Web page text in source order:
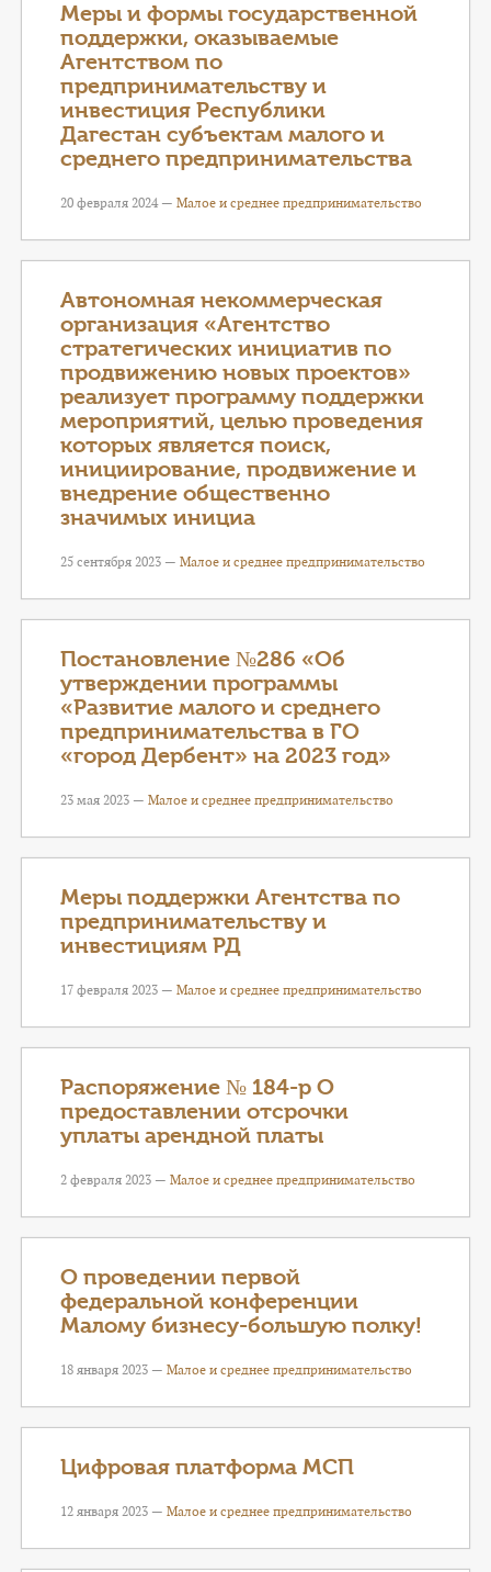
Меры и формы государственной
поддержки, оказываемые
Агентством по
предпринимательству и
инвестиция Республики
Дагестан субъектам малого и
среднего предпринимательства
20 февраля 2024 — Малое и среднее предпринимательство
Автономная некоммерческая
организация «Агентство
стратегических инициатив по
продвижению новых проектов»
реализует программу поддержки
мероприятий, целью проведения
которых является поиск,
инициирование, продвижение и
внедрение общественно
значимых инициа
25 сентября 2023 — Малое и среднее предпринимательство
Постановление №286 «Об
утверждении программы
«Развитие малого и среднего
предпринимательства в ГО
«город Дербент» на 2023 год»
23 мая 2023 — Малое и среднее предпринимательство
Меры поддержки Агентства по
предпринимательству и
инвестициям РД
17 февраля 2023 — Малое и среднее предпринимательство
Распоряжение № 184-р О
предоставлении отсрочки
уплаты арендной платы
2 февраля 2023 — Малое и среднее предпринимательство
О проведении первой
федеральной конференции
Малому бизнесу-большую полку!
18 января 2023 — Малое и среднее предпринимательство
Цифровая платформа МСП
12 января 2023 — Малое и среднее предпринимательство